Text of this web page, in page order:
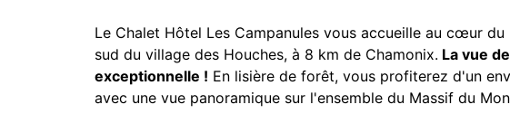
Le Chalet Hôtel Les Campanules vous accueille au cœur
sud du village des Houches, à 8 km de Chamonix. La vue
exceptionnelle ! En lisière de forêt, vous profiterez d'un
avec une vue panoramique sur l'ensemble du Massif du